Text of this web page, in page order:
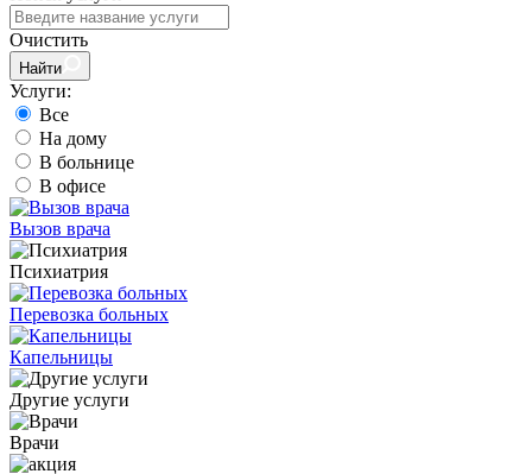
Очистить
Найти
Услуги:
Все
На дому
В больнице
В офисе
Вызов врача
Психиатрия
Перевозка больных
Капельницы
Другие услуги
Врачи